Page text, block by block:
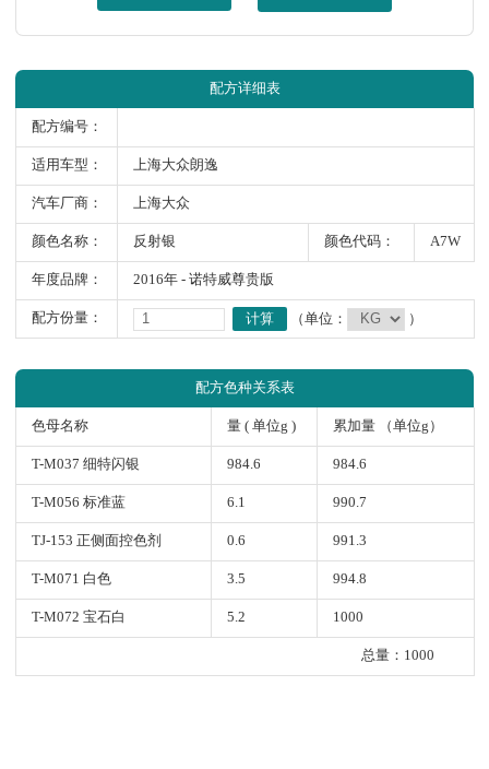
配方详细表
配方编号：
适用车型： 上海大众朗逸
汽车厂商： 上海大众
颜色名称： 反射银 颜色代码： A7W
年度品牌： 2016年 - 诺特威尊贵版
配方份量： 计算 （单位： ）
配方色种关系表
色母名称 量 ( 单位g ) 累加量 （单位g）
T-M037 细特闪银 984.6 984.6
T-M056 标准蓝 6.1 990.7
TJ-153 正侧面控色剂 0.6 991.3
T-M071 白色 3.5 994.8
T-M072 宝石白 5.2 1000
总量：1000